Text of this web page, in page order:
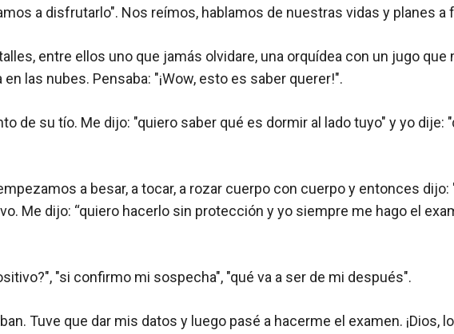
a disfrutarlo". Nos reímos, hablamos de nuestras vidas y planes a
entre ellos uno que jamás olvidare, una orquídea con un jugo
las nubes. Pensaba: "¡Wow, esto es saber querer!".
de su tío. Me dijo: "quiero saber qué es dormir al lado tuyo" y yo dije:
a besar, a tocar, a rozar cuerpo con cuerpo y entonces dijo:
Me dijo: “quiero hacerlo sin protección y yo siempre me hago el
"si confirmo mi sospecha", "qué va a ser de mi después".
Tuve que dar mis datos y luego pasé a hacerme el examen. ¡Dios,